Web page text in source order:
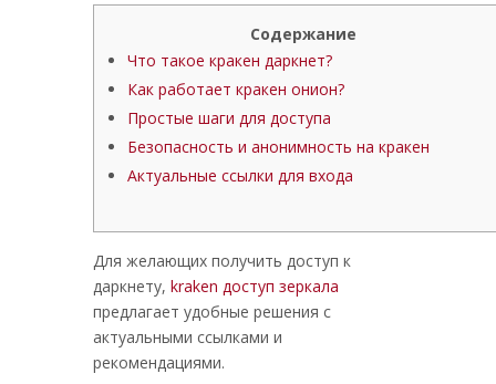
Содержание
Что такое кракен даркнет?
Как работает кракен онион?
Простые шаги для доступа
Безопасность и анонимность на кракен
Актуальные ссылки для входа
Для желающих получить доступ к
даркнету, kraken доступ зеркала
предлагает удобные решения с
актуальными ссылками и
рекомендациями.